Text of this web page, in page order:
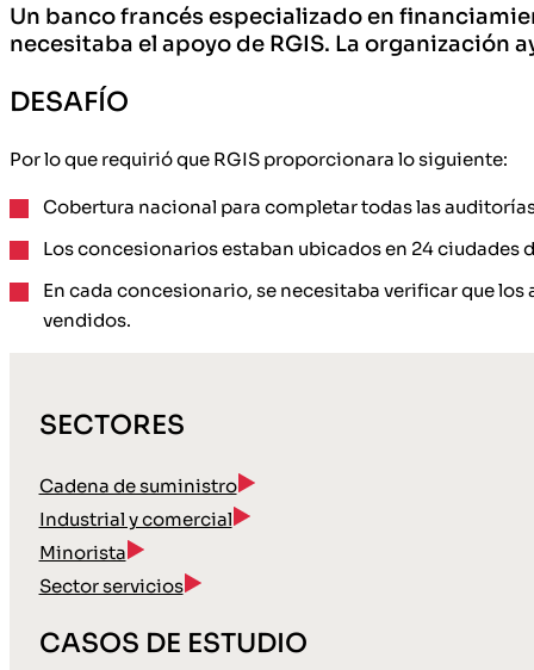
Un banco francés especializado en
necesitaba el apoyo de RGIS. La organización
DESAFÍO
Por lo que requirió que RGIS proporcionara lo siguiente:
Cobertura nacional para completar todas las
Los concesionarios estaban ubicados en 24 ciudades
En cada concesionario, se necesitaba verificar que
vendidos.
SECTORES
Cadena de suministro
Industrial y comercial
Minorista
Sector servicios
CASOS DE ESTUDIO